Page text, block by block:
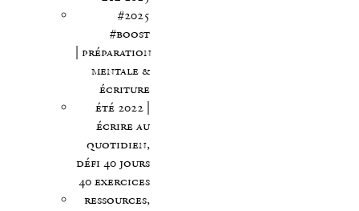
#2025
#boost
| préparation
mentale &
écriture
été 2022 |
écrire au
quotidien,
défi 40 jours
40 exercices
ressources,